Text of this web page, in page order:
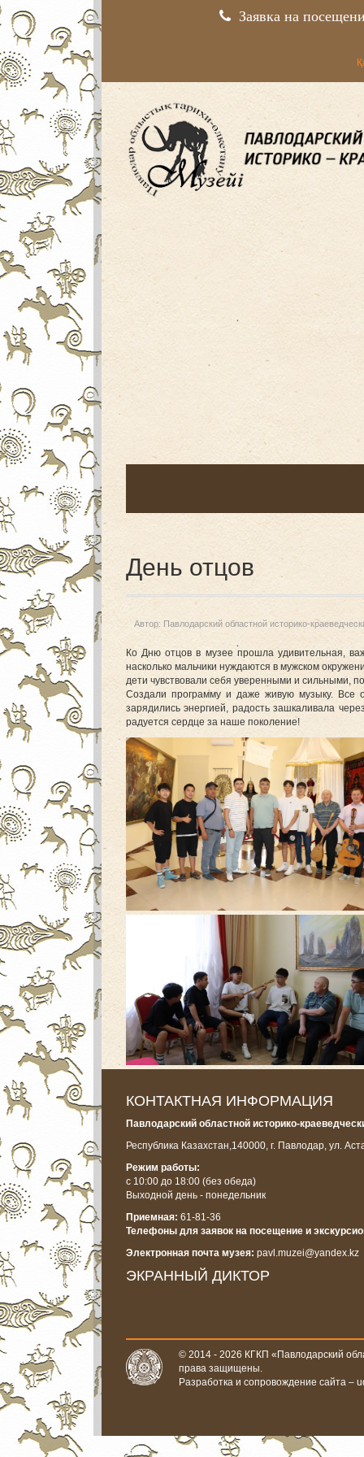
Заявка на
День отцов
Автор: Павлодарский областной историко-
Ко Дню отцов в музее прошла удивительная,
насколько мальчики нуждаются в мужском
дети чувствовали себя уверенными и сильными,
Создали программу и даже живую музыку. Все
зарядились энергией, радость зашкаливала
радуется сердце за наше поколение!
КОНТАКТНАЯ ИНФОРМАЦИЯ
Павлодарский областной историко-
Республика Казахстан,140000, г. Павлодар, ул.
Режим работы:
с 10:00 до 18:00 (без обеда)
Выходной день - понедельник
Приемная: 61-81-36
Телефоны для заявок на посещение и
Электронная почта музея: pavl.muzei@yandex.kz
ЭКРАННЫЙ ДИКТОР
© 2014 - 2026 КГКП «Павлодарский
права защищены.
Разработка и сопровождение сайта –